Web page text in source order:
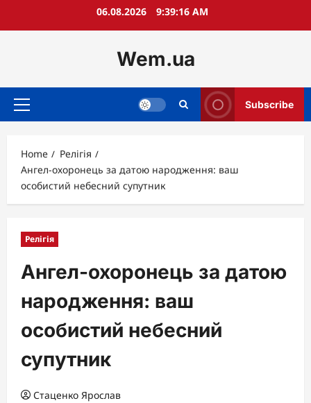
06.08.2026 9:39:17 AM
Wem.ua
Primary
Subscribe
Home
Релігія
Ангел-охоронець за датою народження: ваш
особистий небесний супутник
Релігія
Ангел-охоронець за датою
народження: ваш
особистий небесний
супутник
Стаценко Ярослав